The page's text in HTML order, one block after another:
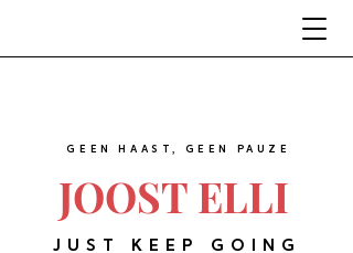
JOOST ELLI
GEEN HAAST, GEEN PAUZE
JUST KEEP GOING